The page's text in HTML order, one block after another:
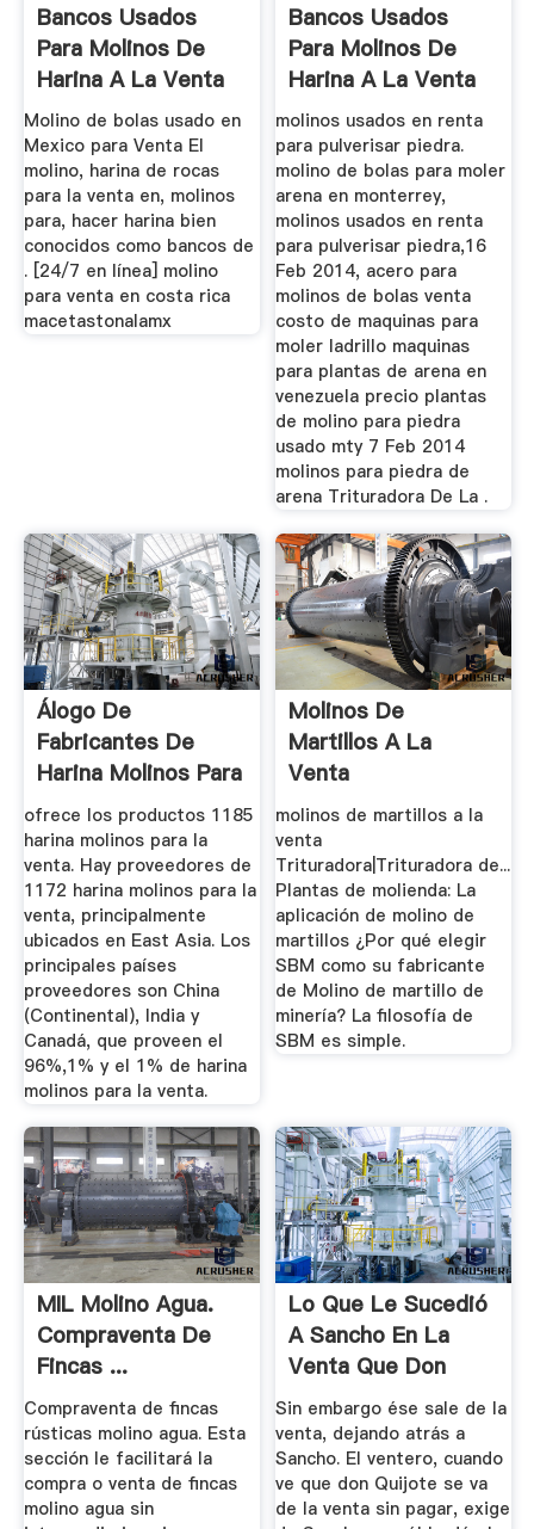
Bancos Usados
Para Molinos De
Harina A La Venta
En Mexico
Molino de bolas usado en
Mexico para Venta El
molino, harina de rocas
para la venta en, molinos
para, hacer harina bien
conocidos como bancos de
. [24/7 en línea] molino
para venta en costa rica
macetastonalamx
Bancos Usados
Para Molinos De
Harina A La Venta
En Mexico
molinos usados en renta
para pulverisar piedra.
molino de bolas para moler
arena en monterrey,
molinos usados en renta
para pulverisar piedra,16
Feb 2014, acero para
molinos de bolas venta
costo de maquinas para
moler ladrillo maquinas
para plantas de arena en
venezuela precio plantas
de molino para piedra
usado mty 7 Feb 2014
molinos para piedra de
arena Trituradora De La .
Álogo De
Fabricantes De
Harina Molinos Para
La Venta De ...
ofrece los productos 1185
harina molinos para la
venta. Hay proveedores de
1172 harina molinos para la
venta, principalmente
ubicados en East Asia. Los
principales países
proveedores son China
(Continental), India y
Canadá, que proveen el
96%,1% y el 1% de harina
molinos para la venta.
Molinos De
Martillos A La
Venta
molinos de martillos a la
venta
Trituradora|Trituradora de...
Plantas de molienda: La
aplicación de molino de
martillos ¿Por qué elegir
SBM como su fabricante
de Molino de martillo de
minería? La filosofía de
SBM es simple.
MIL Molino Agua.
Compraventa De
Fincas ...
Compraventa de fincas
rústicas molino agua. Esta
sección le facilitará la
compra o venta de fincas
molino agua sin
Lo Que Le Sucedió
A Sancho En La
Venta Que Don
Quijote ...
Sin embargo ése sale de la
venta, dejando atrás a
Sancho. El ventero, cuando
ve que don Quijote se va
de la venta sin pagar, exige